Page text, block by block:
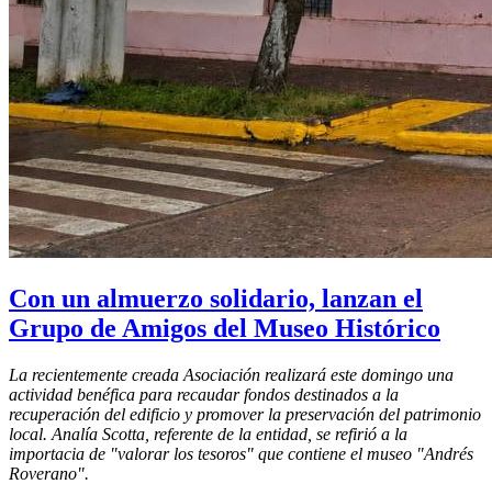
Con un almuerzo solidario, lanzan el
Grupo de Amigos del Museo Histórico
La recientemente creada Asociación realizará este domingo una
actividad benéfica para recaudar fondos destinados a la
recuperación del edificio y promover la preservación del patrimonio
local. Analía Scotta, referente de la entidad, se refirió a la
importacia de "valorar los tesoros" que contiene el museo "Andrés
Roverano".